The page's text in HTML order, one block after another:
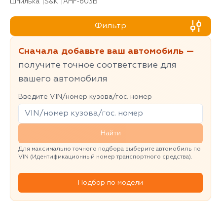
шпилька
S&K AHF-603B
Фильтр
Сначала добавьте ваш автомобиль —
получите точное соответствие для
вашего автомобиля
Введите VIN/номер кузова/гос. номер
Найти
Для максимально точного подбора выберите автомобиль по
VIN (Идентификационный номер транспортного средства).
Подбор по модели